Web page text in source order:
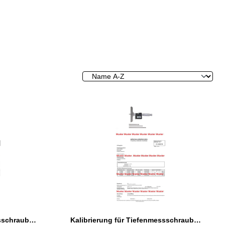
Kalibrierung für Tiefenmessschrauben 0 - 200 mm Kalibrierung für Tiefenmessschrauben 0 - 300 mm